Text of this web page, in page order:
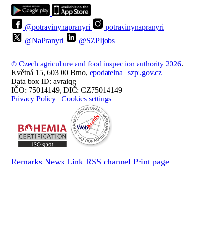
@potravinynapranyri
potravinynapranyri
@NaPranyri
@SZPIjobs
© Czech agriculture and food inspection authority 2026.
Květná 15, 603 00 Brno, epodatelna
szpi.gov.cz
Data box ID: avraiqg
IČO: 75014149, DIČ: CZ75014149
Privacy Policy
Cookies settings
Remarks News Link RSS channel Print page